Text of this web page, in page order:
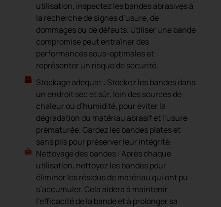
utilisation, inspectez les bandes abrasives à
la recherche de signes d’usure, de
dommages ou de défauts. Utiliser une bande
compromise peut entraîner des
performances sous-optimales et
représenter un risque de sécurité.
Stockage adéquat : Stockez les bandes dans
un endroit sec et sûr, loin des sources de
chaleur ou d’humidité, pour éviter la
dégradation du matériau abrasif et l’usure
prématurée. Gardez les bandes plates et
sans plis pour préserver leur intégrité.
Nettoyage des bandes : Après chaque
utilisation, nettoyez les bandes pour
éliminer les résidus de matériau qui ont pu
s’accumuler. Cela aidera à maintenir
l’efficacité de la bande et à prolonger sa